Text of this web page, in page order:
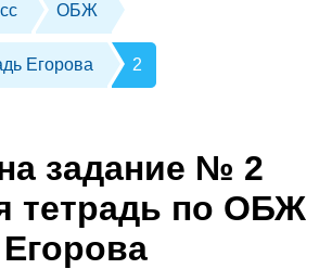
ОБЖ
Егорова 2
задание № 2
тетрадь по ОБЖ